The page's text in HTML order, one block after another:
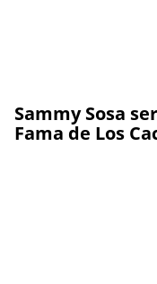
Sammy Sosa
Fama de Los